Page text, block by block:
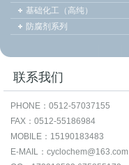
基础化工（高纯）
防腐剂系列
联系我们
PHONE：0512-57037155
FAX：0512-55186984
MOBILE：15190183483
E-MAIL：cyclochem@163.com